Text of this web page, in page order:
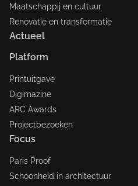
Maatschappij en cultuur
Renovatie en transformatie
Actueel
Platform
Printuitgave
Digimazine
ARC Awards
Projectbezoeken
Focus
Paris Proof
Schoonheid in architectuur